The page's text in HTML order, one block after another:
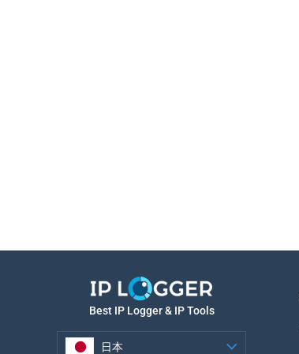
Best IP Logger & IP Tools
日本